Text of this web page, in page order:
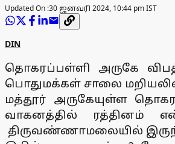
Updated On :30 ஜனவரி 2024, 10:44 pm IST
DIN
தொகரப்பள்ளி அருகே
பொதுமக்கள் சாலை
மத்தூர் அருகேயுள்ள
வாகனத்தில் ரத்தினம்
திருவண்ணாமலையில்